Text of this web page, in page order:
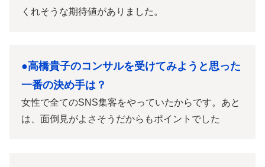
くれそうな期待値がありました。
●高橋貴子のコンサルを受けてみようと思った
一番の決め手は？
女性で全てのSNS集客をやっていたからです。あと
は、面倒見がよさそうだからもポイントでした